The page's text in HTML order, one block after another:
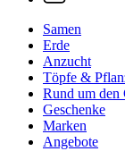
Samen
Erde
Anzucht
Töpfe &
Rund um den
Geschenke
Marken
Angebote